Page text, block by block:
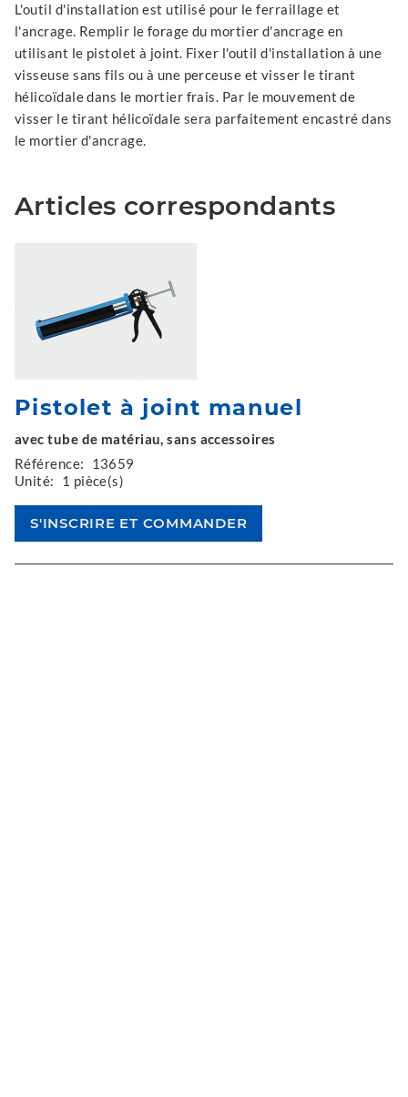
L'outil d'installation est utilisé pour le ferraillage et
l'ancrage. Remplir le forage du mortier d'ancrage en
utilisant le pistolet à joint. Fixer l'outil d'installation à une
visseuse sans fils ou à une perceuse et visser le tirant
hélicoïdale dans le mortier frais. Par le mouvement de
visser le tirant hélicoïdale sera parfaitement encastré dans
le mortier d'ancrage.
Articles correspondants
Pistolet à joint manuel
avec tube de matériau, sans accessoires
Référence:
13659
Unité:
1 pièce(s)